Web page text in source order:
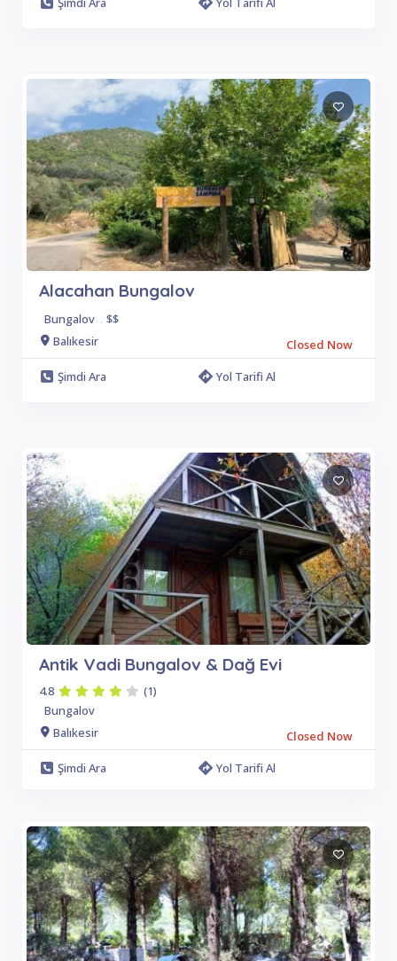
Alacahan Bungalov
Bungalov . $$
Balıkesir
Closed Now
Şimdi Ara
Yol Tarifi Al
Antik Vadi Bungalov & Dağ Evi
4.8
(1)
Bungalov
Balıkesir
Closed Now
Şimdi Ara
Yol Tarifi Al